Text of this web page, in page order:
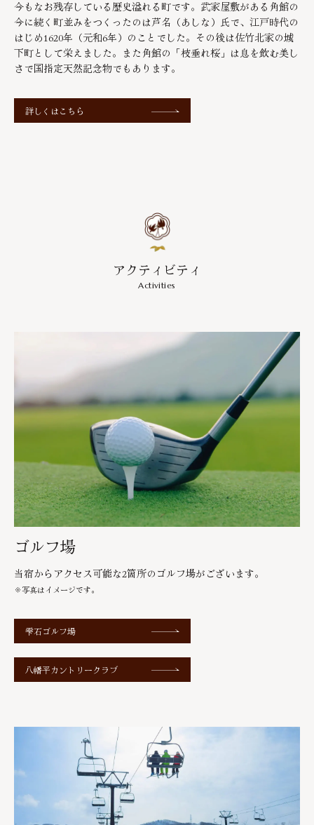
今もなお残存している歴史溢れる町です。武家屋敷がある角館の
今に続く町並みをつくったのは芦名（あしな）氏で、江戸時代の
はじめ1620年（元和6年）のことでした。その後は佐竹北家の城
下町として栄えました。また角館の「枝垂れ桜」は息を飲む美し
さで国指定天然記念物でもあります。
詳しくはこちら
アクティビティ
Activities
ゴルフ場
当宿からアクセス可能な2箇所のゴルフ場がございます。
※写真はイメージです。
雫石ゴルフ場
八幡平カントリークラブ